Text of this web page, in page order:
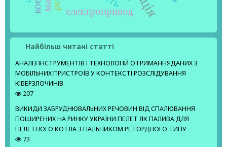
електропривод
Найбільш читані статті
АНАЛІЗ ІНСТРУМЕНТІВ І ТЕХНОЛОГІЙ ОТРИМАННЯДАНИХ З
МОБІЛЬНИХ ПРИСТРОЇВ У КОНТЕКСТІ РОЗСЛІДУВАННЯ
КІБЕРЗЛОЧИНІВ
207
ВИКИДИ ЗАБРУДНЮВАЛЬНИХ РЕЧОВИН ВІД СПАЛЮВАННЯ
ПОШИРЕНИХ НА РИНКУ УКРАЇНИ ПЕЛЕТ ЯК ПАЛИВА ДЛЯ
ПЕЛЕТНОГО КОТЛА З ПАЛЬНИКОМ РЕТОРДНОГО ТИПУ
73